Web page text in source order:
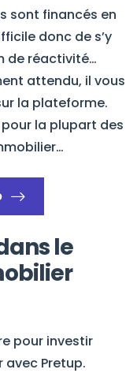
sont financés en
donc de s’y
de réactivité…
attendu, il vous
la plateforme.
la plupart des
le
pour investir
Pretup.